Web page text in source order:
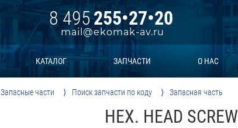
8 495255•27•20
mail@ekomak-av.ru
КАТАЛОГ ЗАПЧАСТИ О НАС
Запасные части Поиск запчасти по коду Запасная часть
HEX. HEAD SCREW